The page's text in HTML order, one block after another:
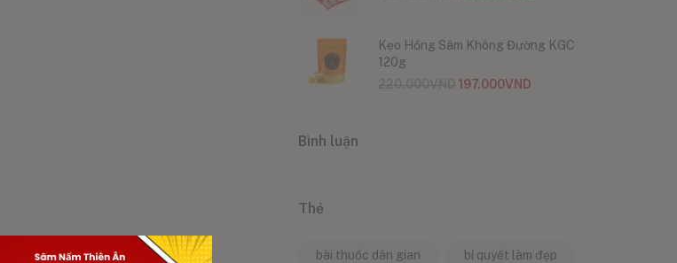
Kẹo Hồng Sâm Không Đường KGC
120g
197.000VND
Bình luận
Thẻ
bài thuốc dân gian bí quyết làm đẹp